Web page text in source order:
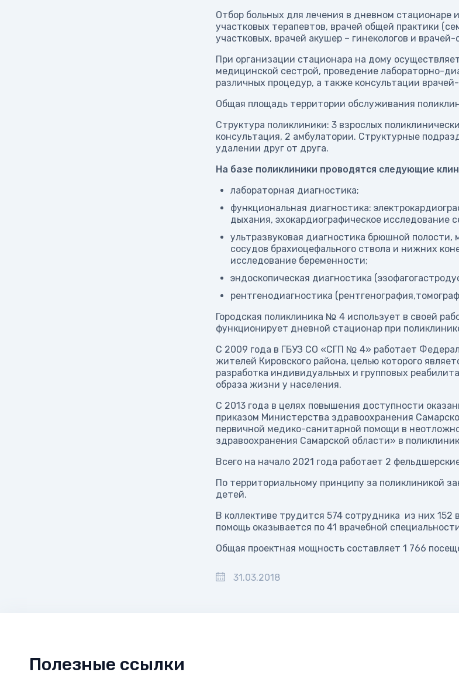
Отбор больных для лечения в дневном стационаре
участковых терапевтов, врачей общей практики
участковых, врачей акушер – гинекологов и
При организации стационара на дому
медицинской сестрой, проведение лабораторно-
различных процедур, а также консультации
Общая площадь территории обслуживания
Структура поликлиники: 3 взрослых
консультация, 2 амбулатории. Структурные
удалении друг от друга.
На базе поликлиники проводятся следующие
лабораторная диагностика;
функциональная диагностика:
дыхания, эхокардиографическое исследование
ультразвуковая диагностика брюшной
сосудов брахиоцефального ствола и нижних
исследование беременности;
эндоскопическая диагностика
рентгенодиагностика
Городская поликлиника № 4 использует в своей
функционирует дневной стационар при
С 2009 года в ГБУЗ СО «СГП № 4» работает
жителей Кировского района, целью которого
разработка индивидуальных и групповых
образа жизни у населения.
С 2013 года в целях повышения доступности
приказом Министерства здравоохранения
первичной медико-санитарной помощи в
здравоохранения Самарской области» в
Всего на начало 2021 года работает 2
По территориальному принципу за поликлиникой
детей.
В коллективе трудится 574 сотрудника из них
помощь оказывается по 41 врачебной
Общая проектная мощность составляет 1 766
31.03.2018
Полезные ссылки